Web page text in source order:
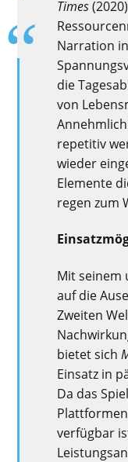
Times
Narration
die
von
repetitiv
wieder
Elemente
regen zum
Mit seinem
auf die
Zweiten
bietet sich
Einsatz in
Da das
verfügbar